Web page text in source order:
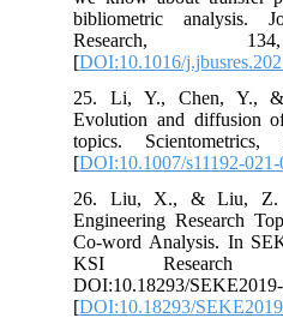
bibliometric analysis.
Research,
[DOI:10.1016/
25. Li, Y., Chen, Y.,
Evolution and diffusion
topics.
[DOI:10.1007/s11192-
26. Liu, X., & Liu, Z.
Engineering Research
Co-word Analysis. In
KSI Research
DOI:10.18293/
[DOI:10.18293/